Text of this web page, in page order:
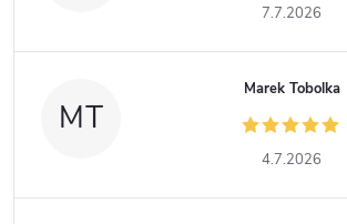
7.7.2026
MT
Marek Tobolka
4.7.2026